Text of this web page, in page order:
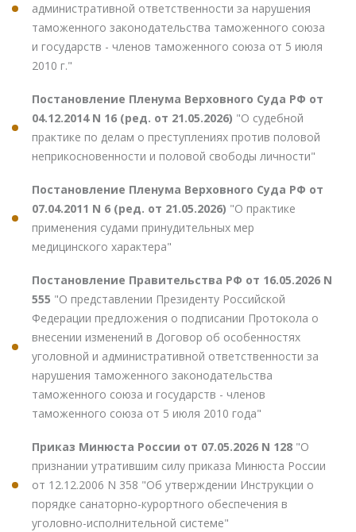
административной ответственности за нарушения
таможенного законодательства таможенного союза
и государств - членов таможенного союза от 5 июля
2010 г."
Постановление Пленума Верховного Суда РФ от
04.12.2014 N 16 (ред. от 21.05.2026) "О судебной
практике по делам о преступлениях против половой
неприкосновенности и половой свободы личности"
Постановление Пленума Верховного Суда РФ от
07.04.2011 N 6 (ред. от 21.05.2026) "О практике
применения судами принудительных мер
медицинского характера"
Постановление Правительства РФ от 16.05.2026 N
555 "О представлении Президенту Российской
Федерации предложения о подписании Протокола о
внесении изменений в Договор об особенностях
уголовной и административной ответственности за
нарушения таможенного законодательства
таможенного союза и государств - членов
таможенного союза от 5 июля 2010 года"
Приказ Минюста России от 07.05.2026 N 128 "О
признании утратившим силу приказа Минюста России
от 12.12.2006 N 358 "Об утверждении Инструкции о
порядке санаторно-курортного обеспечения в
уголовно-исполнительной системе"